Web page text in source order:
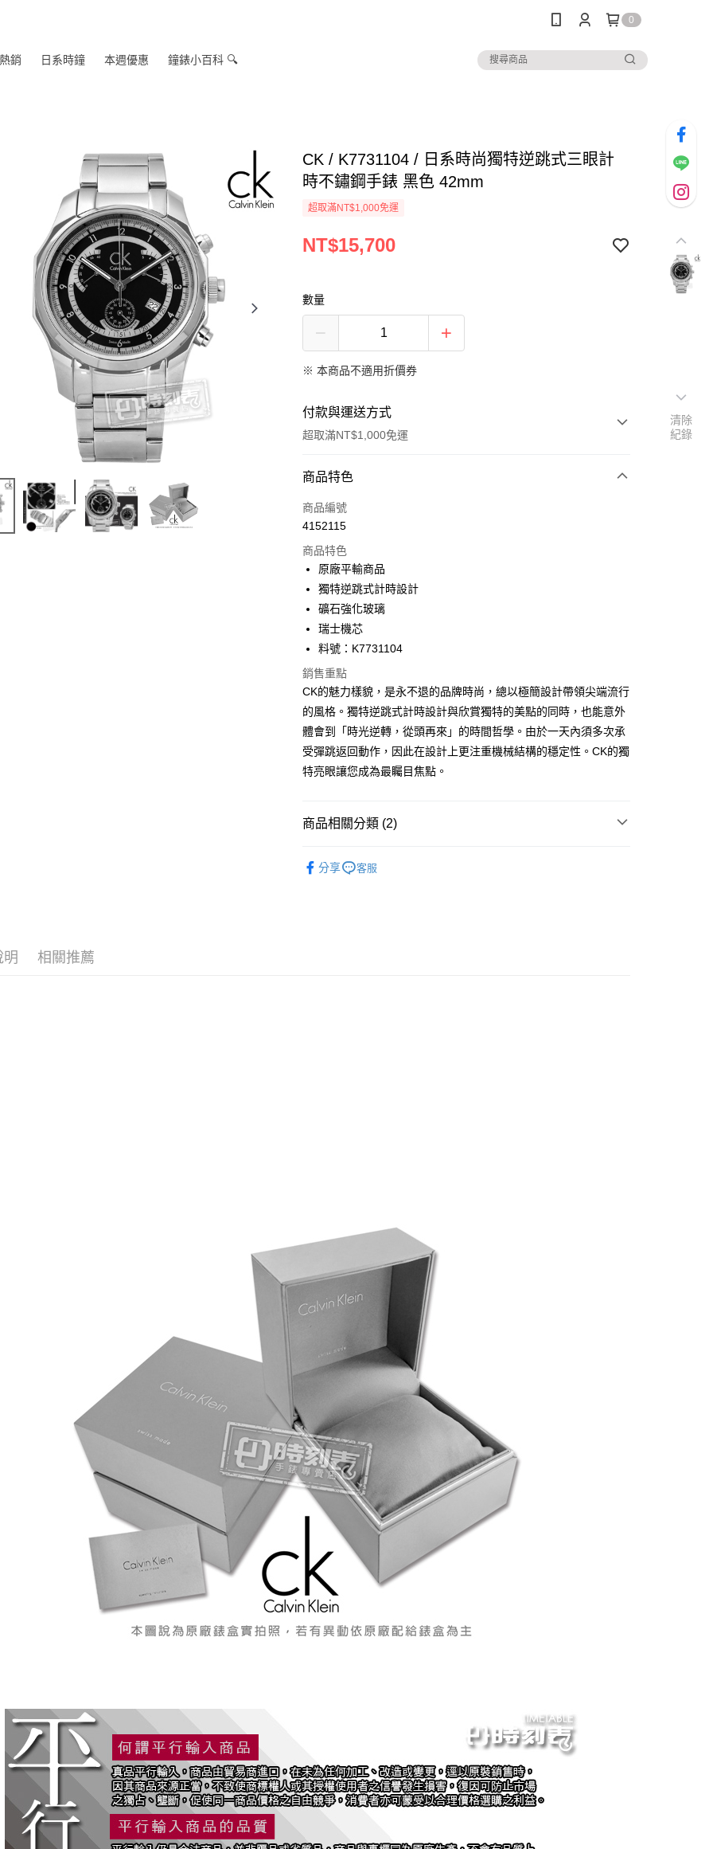
0
銷 日系時鐘 本週優惠 鐘錶小百科 🔍
CK / K7731104 / 日系時尚獨特逆跳式三眼計
時不鏽鋼手錶 黑色 42mm
超取滿NT$1,000免運
NT$15,700
數量
※ 本商品不適用折價券
付款與運送方式
超取滿NT$1,000免運
付款方式
信用卡一次付款
3 期 0 利率 每期
合作金庫商業銀行
華南商業銀行
國泰世華商業銀行
臺灣中小企業銀行
匯豐（台灣）商業銀行
聯邦商業銀行
遠東國際商業銀行
玉山商業銀行
星展（台灣）商業銀行
台新國際商業銀行
中國信託商業銀行
台灣樂天信用卡公司
6 期 0 利率 每期NT$2,616
合作金庫商業銀行
華南商業銀行
上海商業儲蓄銀行
臺灣中小企業銀行
匯豐（台灣）商業銀行
華泰商業銀行
聯邦商業銀行
遠東國際商業銀行
元大商業銀行
永豐商業銀行
台新國際商業銀行
中國信託商業銀行
台灣樂天信用卡公司
超商取貨付款
LINE Pay
Apple Pay
悠遊付
Google Pay
全家取貨付款
商品特色
商品編號
4152115
商品特色
原廠平輸商品
獨特逆跳式計時設計
礦石強化玻璃
瑞士機芯
料號：K7731104
銷售重點
CK的魅力樣貌，是永不退的品牌時尚，總以極簡設計帶領尖端流行
的風格。獨特逆跳式計時設計與欣賞獨特的美點的同時，也能意外
體會到「時光逆轉，從頭再來」的時間哲學。由於一天內須多次承
受彈跳返回動作，因此在設計上更注重機械結構的穩定性。CK的獨
特亮眼讓您成為最矚目焦點。
商品相關分類 (2)
分享 客服
明 相關推薦
清除
紀錄